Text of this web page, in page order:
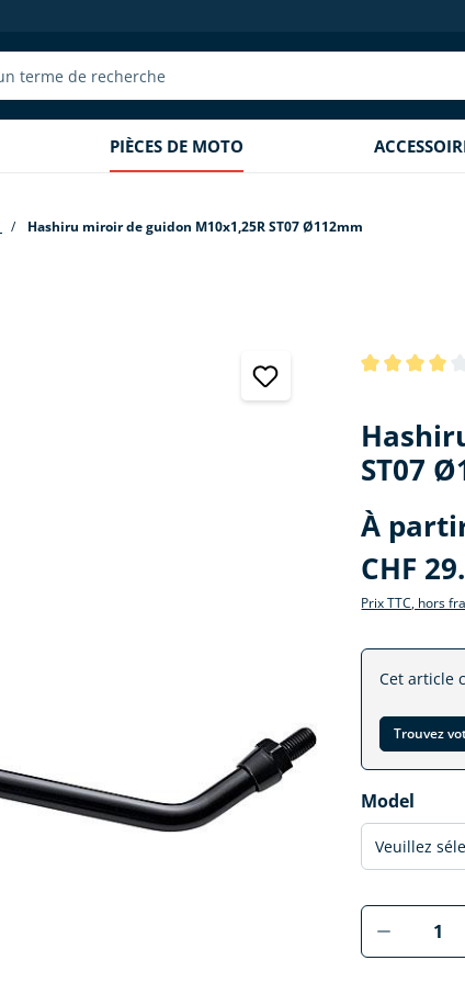
PIÈCES DE MOTO
Hashiru miroir de guidon M10x1,25R ST07 Ø112mm
ST07
À
CHF
Prix TTC, hors
Cet article
Trouvez
Model
Sélectionner
Produkt